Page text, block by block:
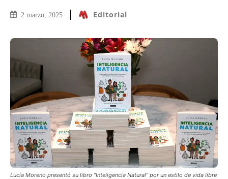
2 marzo, 2025 Editorial
Lucía Moreno presentó su libro “Inteligencia Natural” por un estilo de vida libre